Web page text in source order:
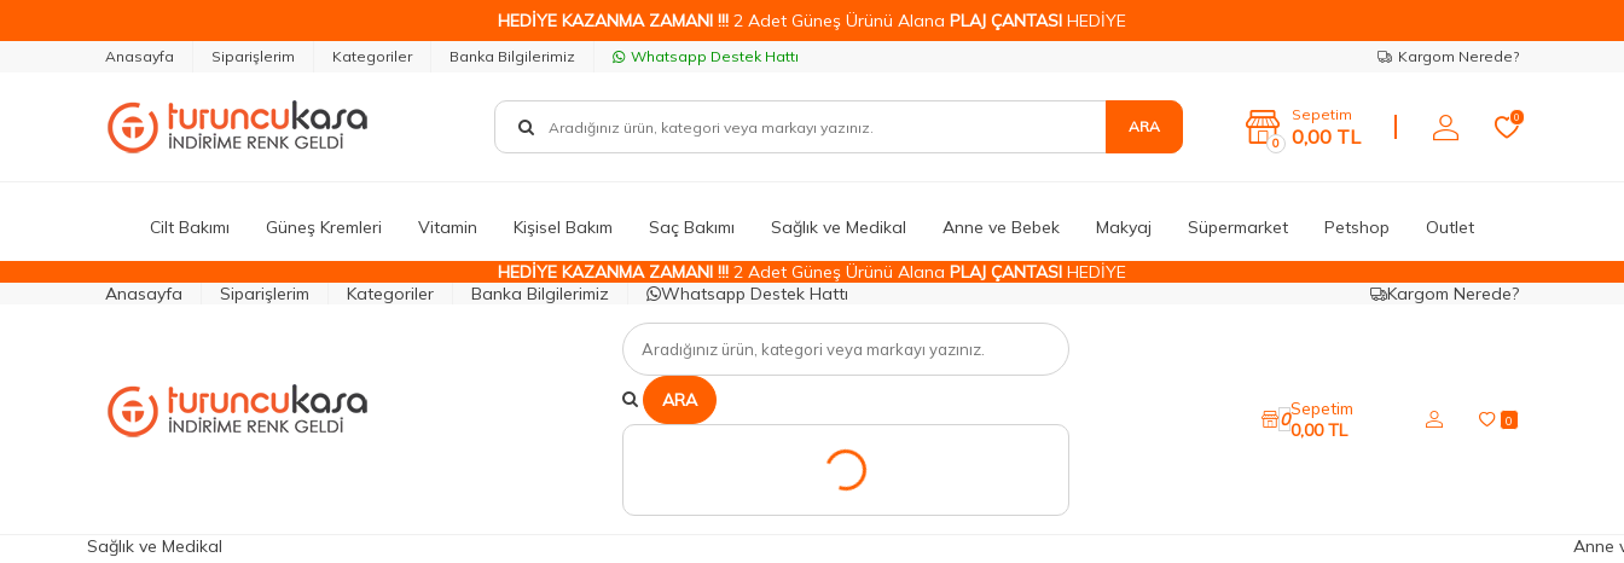
HEDİYE KAZANMA ZAMANI !!! 2 Adet Güneş Ürünü Alana PLAJ ÇANTASI HEDİYE
Anasayfa Siparişlerim Kategoriler Banka Bilgilerimiz Whatsapp Destek Hattı Kargom Nerede?
ARA
0
Sepetim
0,00 TL
0
Cilt Bakımı Güneş Kremleri Vitamin Kişisel Bakım Saç Bakımı Sağlık ve Medikal Anne ve Bebek Makyaj Süpermarket Petshop Outlet
HEDİYE KAZANMA ZAMANI !!! 2 Adet Güneş Ürünü Alana PLAJ ÇANTASI HEDİYE
Anasayfa
Siparişlerim Kategoriler Banka Bilgilerimiz Whatsapp Destek Hattı Kargom Nerede?
ARA
0Sepetim
0,00TL 0
Sağlık ve Medikal Anne